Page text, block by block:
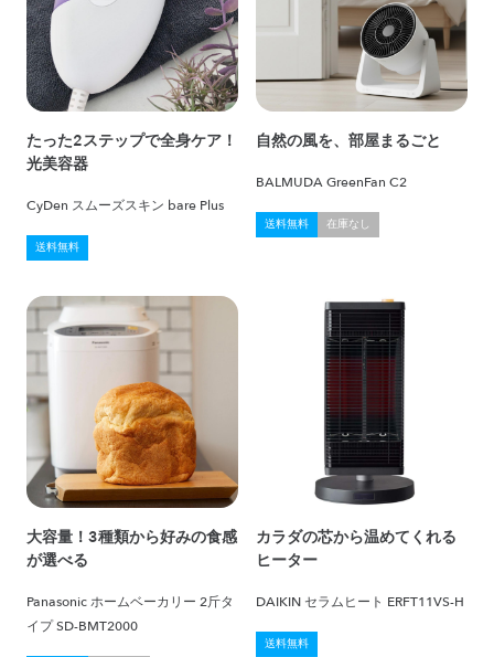
たった2ステップで全身ケア！
光美容器
CyDen スムーズスキン bare Plus
送料無料
自然の風を、部屋まるごと
BALMUDA GreenFan C2
送料無料 在庫なし
大容量！3種類から好みの食感
が選べる
Panasonic ホームベーカリー 2斤タ
イプ SD-BMT2000
カラダの芯から温めてくれる
ヒーター
DAIKIN セラムヒート ERFT11VS-H
送料無料